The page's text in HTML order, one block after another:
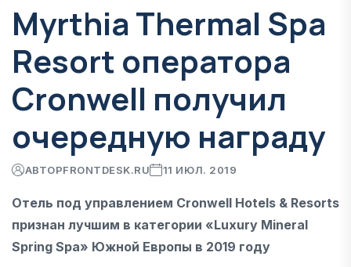
Myrthia Thermal Spa
Resort оператора
Cronwell получил
очередную награду
АВТОРFRONTDESK.RU 11 ИЮЛ. 2019
Отель под управлением Cronwell Hotels & Resorts
признан лучшим в категории «Luxury Mineral
Spring Spa» Южной Европы в 2019 году